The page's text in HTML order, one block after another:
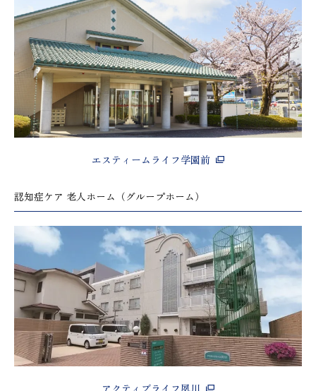
エスティームライフ学園前
認知症ケア 老人ホーム（グループホーム）